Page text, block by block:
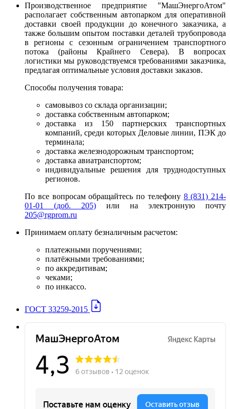
Производственное предприятие "МашЭнергоАтом"
располагает собственным автопарком для оперативной
доставки своей продукции до конечного заказчика, а
также большим опытом поставки деталей трубопровода
в регионы с сезонным ограничением транспортного
потока (районы Крайнего Севера). В вопросах
логистики мы руководствуемся требованиями заказчика,
предлагая оптимальные условия доставки заказов.
Способы получения товара:
самовывоз со склада организации;
доставка собственным автопарком;
доставка из 150 партнерских транспортных
компаний, среди которых Деловые линии, ПЭК до
терминала;
доставка железнодорожным транспортом;
доставка авиатранспортом;
индивидуальные решения для труднодоступных
регионов.
По все вопросам обращайтесь по телефону 8 (831) 214-
01-01 (доб. 205) или на электронную почту
205@rgprom.ru
Принимаем оплату безналичным расчетом:
платежными поручениями;
платёжными требованиями;
по аккредитивам;
чеками;
по инкассо.
ГОСТ 33259-2015